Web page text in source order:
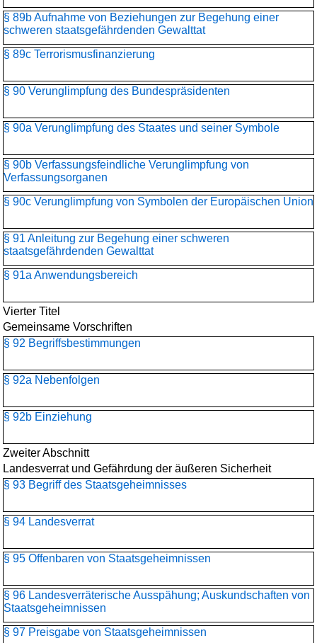
§ 89b Aufnahme von Beziehungen zur Begehung einer
schweren staatsgefährdenden Gewalttat
§ 89c Terrorismusfinanzierung
§ 90 Verunglimpfung des Bundespräsidenten
§ 90a Verunglimpfung des Staates und seiner Symbole
§ 90b Verfassungsfeindliche Verunglimpfung von
Verfassungsorganen
§ 90c Verunglimpfung von Symbolen der Europäischen Union
§ 91 Anleitung zur Begehung einer schweren
staatsgefährdenden Gewalttat
§ 91a Anwendungsbereich
Vierter Titel
Gemeinsame Vorschriften
§ 92 Begriffsbestimmungen
§ 92a Nebenfolgen
§ 92b Einziehung
Zweiter Abschnitt
Landesverrat und Gefährdung der äußeren Sicherheit
§ 93 Begriff des Staatsgeheimnisses
§ 94 Landesverrat
§ 95 Offenbaren von Staatsgeheimnissen
§ 96 Landesverräterische Ausspähung; Auskundschaften von
Staatsgeheimnissen
§ 97 Preisgabe von Staatsgeheimnissen